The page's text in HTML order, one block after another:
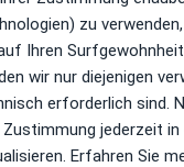
Maps
zu
Ihren
wir nur diejenigen
erforderlich sind.
Zustimmung jederzeit
Erfahren Sie